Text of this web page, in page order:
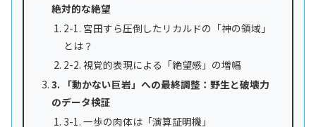
絶対的な絶望
2-1. 宮田すら圧倒したリカルドの「神の領域」
とは？
2-2. 視覚的表現による「絶望感」の増幅
3. 「動かない巨岩」への最終調整：野生と破壊力
のデータ検証
3-1. 一歩の肉体は「演算証明機」